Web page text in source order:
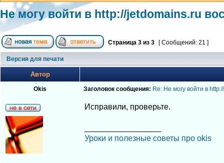
Не могу войти в http://jetdomains.ru
Страница 3 из 3 [ Сообщений: 21 ]
Версия для печати
Автор
Okis Заголовок сообщения: Re: Не могу войти в
Исправили, проверьте.
Уроки и полезные советы про okis